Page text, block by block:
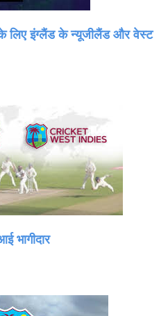
के लिए इंग्लैंड के न्यूजीलैंड और वेस्ट
भागीदार